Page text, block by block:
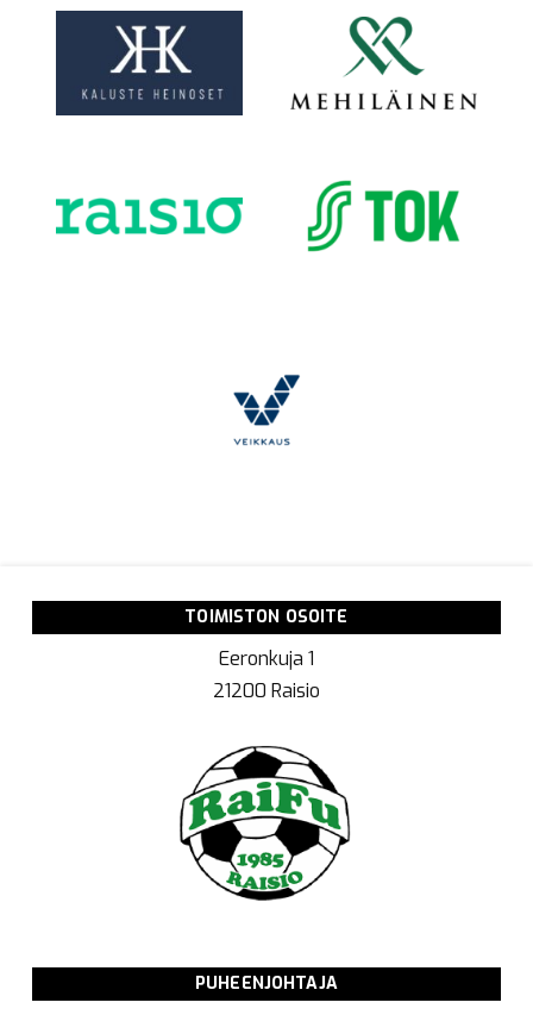
TOIMISTON OSOITE
Eeronkuja 1
21200 Raisio
PUHEENJOHTAJA